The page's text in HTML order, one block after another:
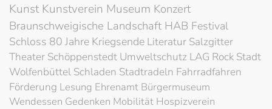
KunstKunstverein Museum Konzert
Braunschweigische Landschaft HAB Festival
Schloss 80 Jahre Kriegsende Literatur Salzgitter
Theater Schöppenstedt Umweltschutz LAG Rock Stadt
Wolfenbüttel Schladen Stadtradeln Fahrradfahren
Förderung Lesung Ehrenamt Bürgermuseum
Wendessen Gedenken Mobilität Hospizverein